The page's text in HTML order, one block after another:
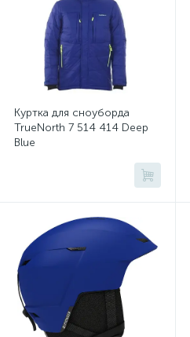
Куртка для сноуборда
TrueNorth 7 514 414 Deep
Blue